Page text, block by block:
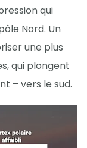
qui
Nord. Un
une plus
qui plongent
– vers le sud.